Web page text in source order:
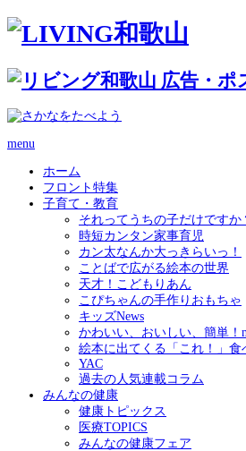
menu
ホーム
フロント特集
子育て・教育
それってうちの子だけですか
時短カンタン家事育児
カン太なんか大っきらいっ！
ことばで広がる絵本の世界
天才！こどもりあん
こぴちゃんの手作りおもちゃ
キッズNews
かわいい、おいしい、簡単！
絵本に出てくる「これ！」食
YAC
過去の人気連載コラム
みんなの健康
健康トピックス
医療TOPICS
みんなの健康フェア